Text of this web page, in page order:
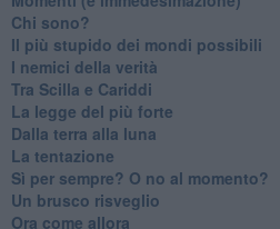
Chi sono?
Il più stupido dei mondi possibili
I nemici della verità
Tra Scilla e Cariddi
La legge del più forte
Dalla terra alla luna
La tentazione
​Sì per sempre? O no al momento?
Un brusco risveglio
Ora come allora